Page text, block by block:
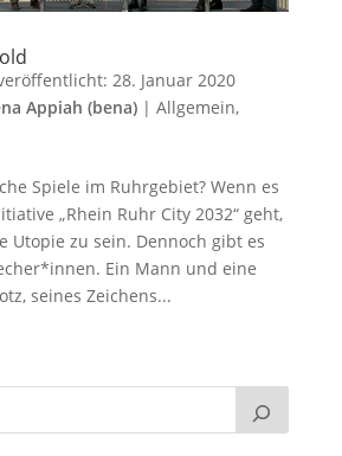
28. Januar 2020
Appiah (bena)| Allgemein,
Spiele im Ruhrgebiet? Wenn es
„Rhein Ruhr City 2032“ geht,
Utopie zu sein. Dennoch gibt es
Ein Mann und eine
seines Zeichens...